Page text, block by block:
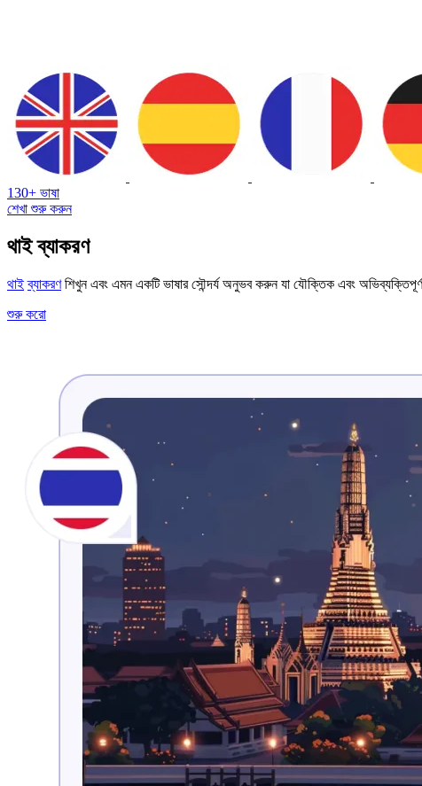
130+ ভাষা
শেখা শুরু করুন
থাই ব্যাকরণ
থাই ব্যাকরণশিখুন এবং এমন একটি ভাষার সৌন্দর্য অনুভব করুন যা যৌক্তিক এবং
শুরু করো